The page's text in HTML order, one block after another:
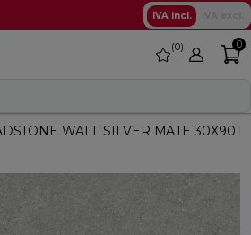
IVA incl.
favorite
0 0
WALL SILVER MATE 30X90